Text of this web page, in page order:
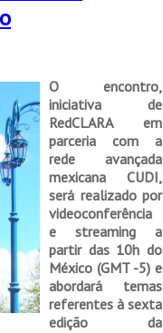
O encontro,
iniciativa de
RedCLARA em
parceria com a
rede avançada
mexicana CUDI,
será realizado por
videoconferência
e streaming a
partir das 10h do
México (GMT -5) e
abordará temas
referentes à sexta
edição da